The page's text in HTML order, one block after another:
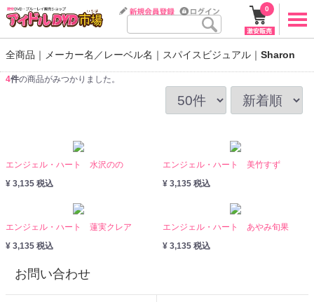
0
全商品 メーカー名／レーベル名 スパイスビジュアル Sharon
4件の商品がみつかりました。
エンジェル・ハート 水沢のの
¥ 3,135 税込
エンジェル・ハート 美竹すず
¥ 3,135 税込
エンジェル・ハート 蓮実クレア
¥ 3,135 税込
エンジェル・ハート あやみ旬果
¥ 3,135 税込
お問い合わせ